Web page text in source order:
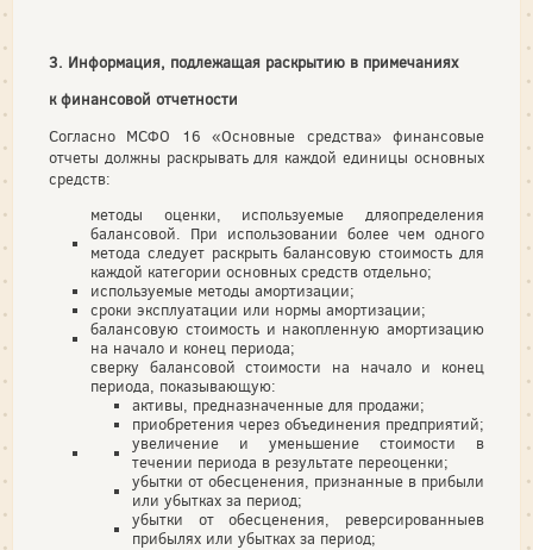
3. Информация, подлежащая раскрытию в примечаниях
к финансовой отчетности
Согласно МСФО 16 «Основные средства» финансовые
отчеты должны раскрывать для каждой единицы основных
средств:
методы оценки, используемые дляопределения
балансовой. При использовании более чем одного
метода следует раскрыть балансовую стоимость для
каждой категории основных средств отдельно;
используемые методы амортизации;
сроки эксплуатации или нормы амортизации;
балансовую стоимость и накопленную амортизацию
на начало и конец периода;
сверку балансовой стоимости на начало и конец
периода, показывающую:
активы, предназначенные для продажи;
приобретения через объединения предприятий;
увеличение и уменьшение стоимости в
течении периода в результате переоценки;
убытки от обесценения, признанные в прибыли
или убытках за период;
убытки от обесценения, реверсированныев
прибылях или убытках за период;